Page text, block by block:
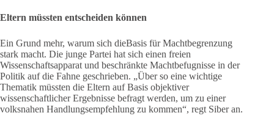
Eltern müssten entscheiden können
Ein Grund mehr, warum sich dieBasis für Machtbegrenzung
stark macht. Die junge Partei hat sich einen freien
Wissenschaftsapparat und beschränkte Machtbefugnisse in der
Politik auf die Fahne geschrieben. „Über so eine wichtige
Thematik müssten die Eltern auf Basis objektiver
wissenschaftlicher Ergebnisse befragt werden, um zu einer
volksnahen Handlungsempfehlung zu kommen“, regt Siber an.